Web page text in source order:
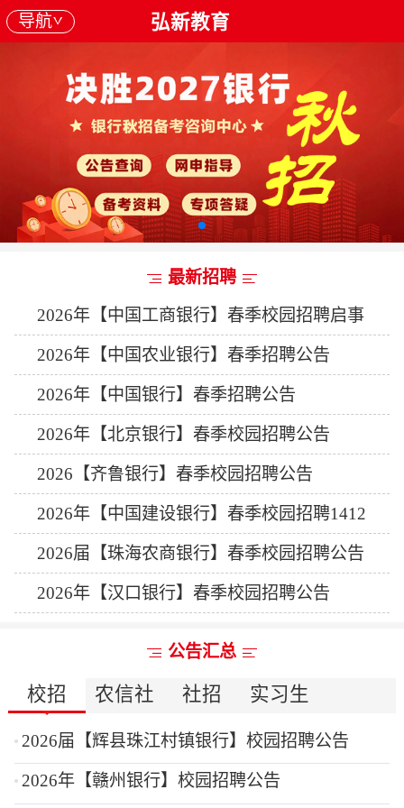
导航 弘新教育
最新招聘
2026年【中国工商银行】春季校园招聘启事
2026年【中国农业银行】春季招聘公告
2026年【中国银行】春季招聘公告
2026年【北京银行】春季校园招聘公告
2026【齐鲁银行】春季校园招聘公告
2026年【中国建设银行】春季校园招聘1412
人公告
2026届【珠海农商银行】春季校园招聘公告
2026年【汉口银行】春季校园招聘公告
公告汇总
校招 农信社 社招 实习生
2026届【辉县珠江村镇银行】校园招聘公告
2026年【赣州银行】校园招聘公告